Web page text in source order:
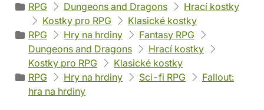
RPG
Dungeons and Dragons
Hrací kostky
Kostky pro RPG
Klasické kostky
RPG
Hry na hrdiny
Fantasy RPG
Dungeons and Dragons
Hrací kostky
Kostky pro RPG
Klasické kostky
RPG
Hry na hrdiny Sci-fi RPG
Fallout:
hra na hrdiny